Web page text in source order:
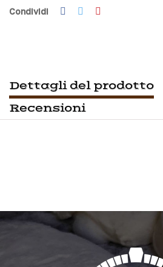
Condividi
Dettagli del prodotto
Recensioni